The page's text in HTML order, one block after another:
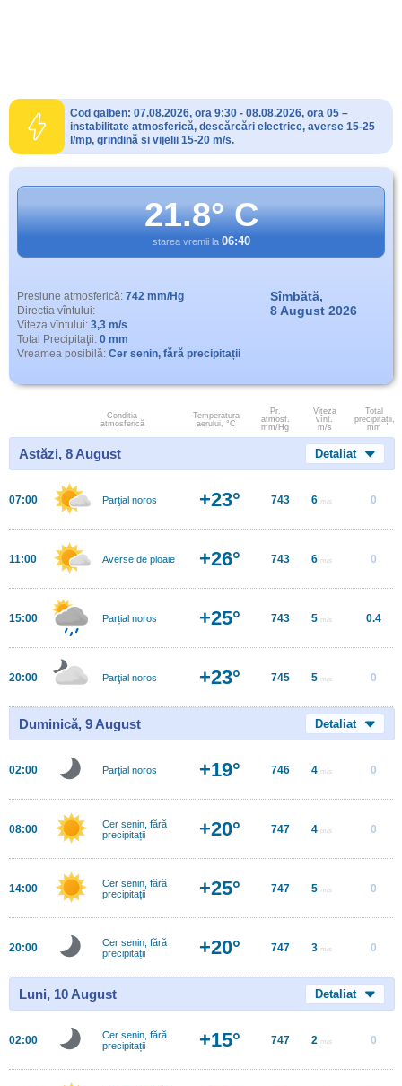
Cod galben: 07.08.2026, ora 9:30 - 08.08.2026, ora 05 –
instabilitate atmosferică, descărcări electrice, averse 15-25
l/mp, grindină și vijelii 15-20 m/s.
21.8° C
starea vremii la 06:40
Presiune atmosferică: 742 mm/Hg
Directia vîntului:
Viteza vîntului: 3,3 m/s
Total Precipitaţii: 0 mm
Vreamea posibilă: Cer senin, fără precipitații
Sîmbătă,
8 August 2026
Conditia
atmosferică
Temperatura
aerului, °C
Pr.
atmosf.
mm/Hg
Viteza
vînt.
m/s
Total
precipitații,
mm
Astăzi, 8 August Detaliat
07:00 Parţial noros +23° 743 6 m/s 0
11:00 Averse de ploaie +26° 743 6 m/s 0
15:00 Parțial noros +25° 743 5 m/s 0.4
20:00 Parţial noros +23° 745 5 m/s 0
Duminică, 9 August Detaliat
02:00 Parţial noros +19° 746 4 m/s 0
08:00
Cer senin, fără
precipitații
+20° 747 4 m/s 0
14:00
Cer senin, fără
precipitații
+25° 747 5 m/s 0
20:00
Cer senin, fără
precipitații
+20° 747 3 m/s 0
Luni, 10 August Detaliat
02:00
Cer senin, fără
precipitații
+15° 747 2 m/s 0